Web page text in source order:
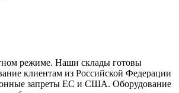
режиме. Наши склады готовы
клиентам из Российской Федерации
запреты ЕС и США. Оборудование